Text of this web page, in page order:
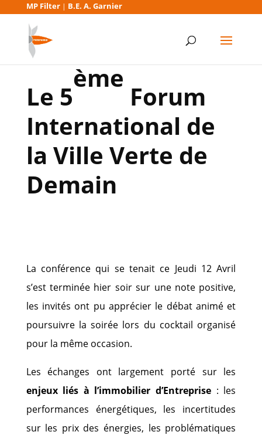
MP Filter| B.E. A. Garnier
Le 5
ème
Forum
International de
la Ville Verte de
Demain
La conférence qui se tenait ce Jeudi 12 Avril
s’est terminée hier soir sur une note positive,
les invités ont pu apprécier le débat animé et
poursuivre la soirée lors du cocktail organisé
pour la même occasion.
Les échanges ont largement porté sur les
enjeux liés à l’immobilier d’Entreprise : les
performances énergétiques, les incertitudes
sur les prix des énergies, les problématiques